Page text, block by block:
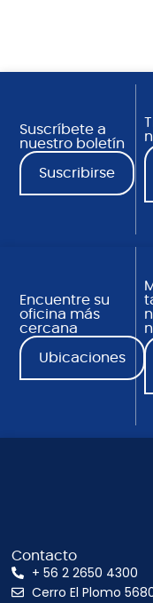
Suscríbete a
nuestro boletín
Suscribirse
Encuentre su
oficina más
cercana
Ubicaciones
Contacto
+ 56 2 2650 4300
Cerro El Plomo